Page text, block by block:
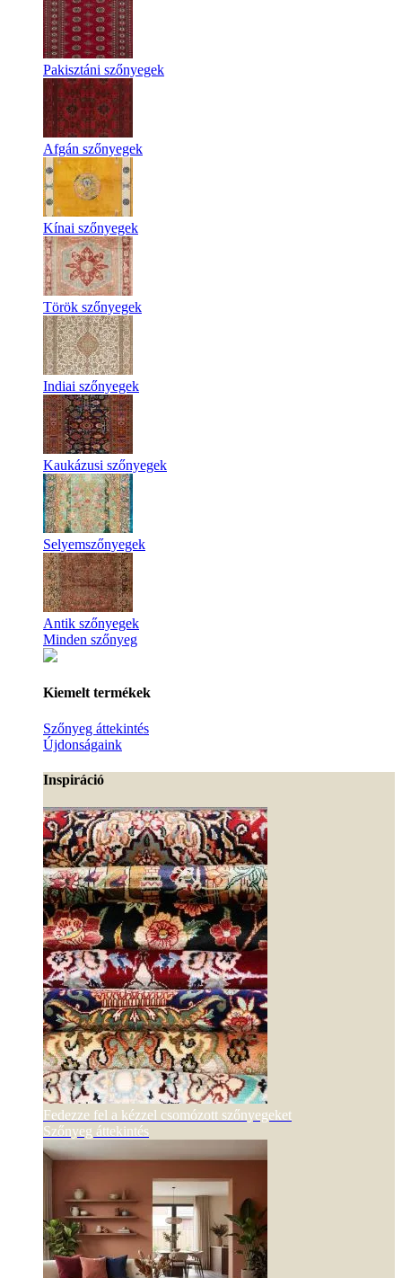
Pakisztáni szőnyegek
Afgán szőnyegek
Kínai szőnyegek
Török szőnyegek
Indiai szőnyegek
Kaukázusi szőnyegek
Selyemszőnyegek
Antik szőnyegek
Minden szőnyeg
Kiemelt termékek
Szőnyeg áttekintés
Újdonságaink
Inspiráció
Fedezze fel a kézzel csomózott szőnyegeket
Szőnyeg áttekintés